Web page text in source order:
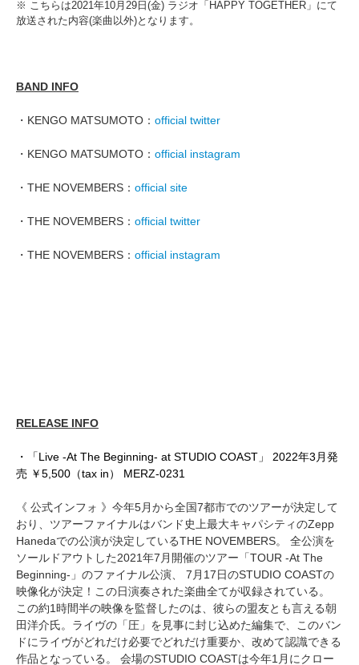
※ こちらは2021年10月29日(金) ラジオ「HAPPY TOGETHER」にて
放送された内容(楽曲以外)となります。
BAND INFO
・KENGO MATSUMOTO： official twitter
・KENGO MATSUMOTO： official instagram
・THE NOVEMBERS： official site
・THE NOVEMBERS： official twitter
・THE NOVEMBERS： official instagram
RELEASE INFO
・「Live -At The Beginning- at STUDIO COAST」 2022年3月発
売 ￥5,500（tax in） MERZ-0231
《 公式インフォ 》今年5月から全国7都市でのツアーが決定して
おり、ツアーファイナルはバンド史上最大キャパシティのZepp
Hanedaでの公演が決定しているTHE NOVEMBERS。 全公演を
ソールドアウトした2021年7月開催のツアー「TOUR -At The
Beginning-」のファイナル公演、 7月17日のSTUDIO COASTの
映像化が決定！この日演奏された楽曲全てが収録されている。
この約1時間半の映像を監督したのは、彼らの盟友とも言える朝
田洋介氏。ライヴの「圧」を見事に封じ込めた編集で、このバン
ドにライヴがどれだけ必要でどれだけ重要か、改めて認識できる
作品となっている。 会場のSTUDIO COASTは今年1月にクロー